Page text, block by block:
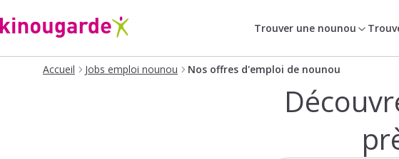
Trouver une nounou
Accueil Jobs emploi nounou Nos offres d'emploi de nounou